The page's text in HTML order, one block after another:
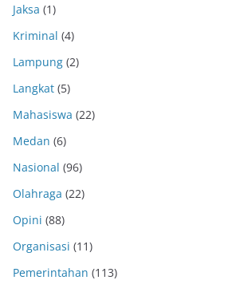
Jaksa (1)
Kriminal (4)
Lampung (2)
Langkat (5)
Mahasiswa (22)
Medan (6)
Nasional (96)
Olahraga (22)
Opini (88)
Organisasi (11)
Pemerintahan (113)